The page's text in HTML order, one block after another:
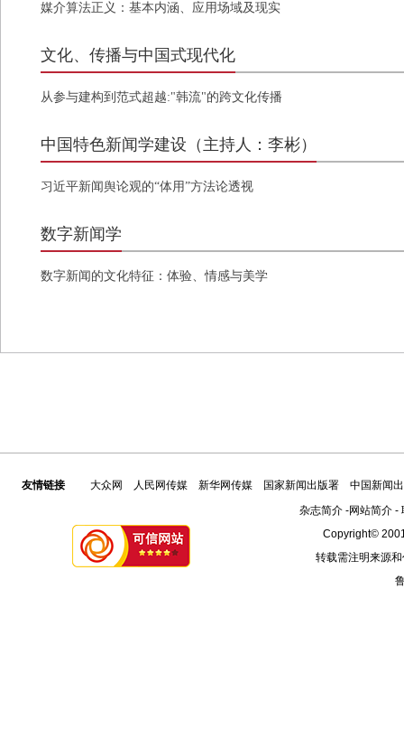
媒介算法正义：基本内涵、应用场域及现实
文化、传播与中国式现代化
从参与建构到范式超越:"韩流"的跨文化传播
中国特色新闻学建设（主持人：李彬）
习近平新闻舆论观的“体用”方法论透视
数字新闻学
数字新闻的文化特征：体验、情感与美学
友情链接 大众网 人民网传媒 新华网传媒 国家新闻出版署
中国新闻
杂志简介 -网站简介 -
Copyright©
转载需注明来源